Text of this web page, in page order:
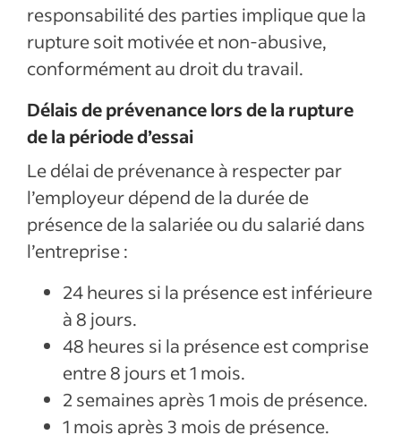
responsabilité des parties implique que la
rupture soit motivée et non-abusive,
conformément au droit du travail.
Délais de prévenance lors de la rupture
de la période d’essai
Le délai de prévenance à respecter par
l’employeur dépend de la durée de
présence de la salariée ou du salarié dans
l’entreprise :
24 heures si la présence est inférieure
à 8 jours.
48 heures si la présence est comprise
entre 8 jours et 1 mois.
2 semaines après 1 mois de présence.
1 mois après 3 mois de présence.